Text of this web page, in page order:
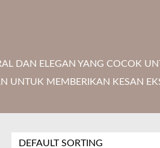
DAN ELEGAN YANG COCOK
UNTUK MEMBERIKAN KESAN